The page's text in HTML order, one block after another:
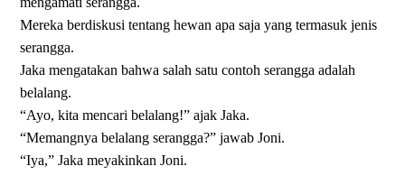
Mereka berdiskusi tentang hewan apa saja yang termasuk jenis
serangga.
Jaka mengatakan bahwa salah satu contoh serangga adalah
belalang.
“Ayo, kita mencari belalang!” ajak Jaka.
“Memangnya belalang serangga?” jawab Joni.
“Iya,” Jaka meyakinkan Joni.